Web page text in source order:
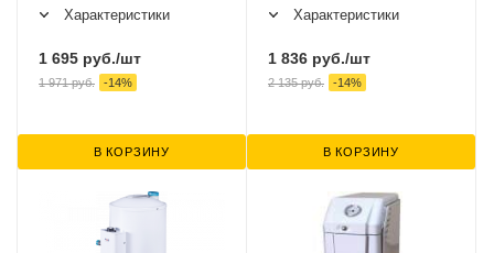
Характеристики
1 695 руб./шт
1 971руб. -14%
В КОРЗИНУ
Характеристики
1 836 руб./шт
2 135руб. -14%
В КОРЗИНУ